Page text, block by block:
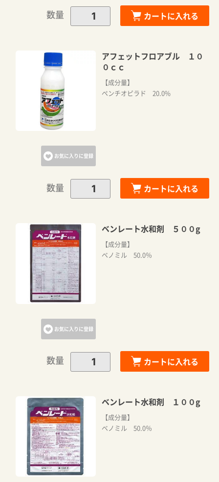
数量 カートに入れる
お気に入りに登録
アフェットフロアブル １０
０ｃｃ
【成分量】
ペンチオピラド 20.0%
数量 カートに入れる
お気に入りに登録
ベンレート水和剤 ５００g
【成分量】
ベノミル 50.0％
数量 カートに入れる
ベンレート水和剤 １００g
【成分量】
ベノミル 50.0％